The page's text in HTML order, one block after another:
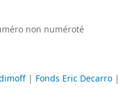
non numéroté
| Fonds Eric Decarro |